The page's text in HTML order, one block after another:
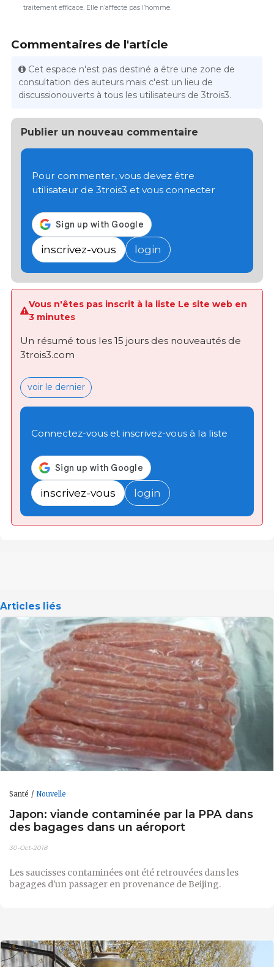
traitement efficace. Elle n’affecte pas l’homme.
Commentaires de l'article
Cet espace n'est pas destiné a être une zone de
consultation des auteurs mais c'est un lieu de
discussionouverts à tous les utilisateurs de 3trois3.
Publier un nouveau commentaire
Pour commenter, vous devez être
utilisateur de 3trois3 et vous connecter
inscrivez-vous login
Vous n'êtes pas inscrit à la liste Le site web en
3 minutes
Un résumé tous les 15 jours des nouveautés de
3trois3.com
voir le dernier
Connectez-vous et inscrivez-vous à la liste
inscrivez-vous login
Articles liés
Santé Nouvelle
Japon: viande contaminée par la PPA dans
des bagages dans un aéroport
30-Oct-2018
Les saucisses contaminées ont été retrouvées dans les
bagages d'un passager en provenance de Beijing.